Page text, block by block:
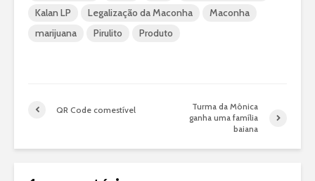
Kalan LP
Legalização da Maconha
Maconha
marijuana
Pirulito Produto
QR Code comestível
Turma da Mônica
ganha uma família
baiana